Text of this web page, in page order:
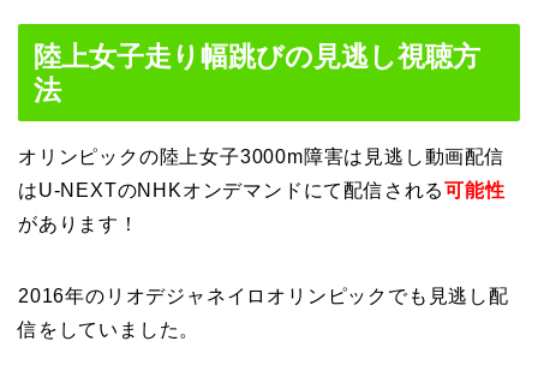
陸上女子走り幅跳びの見逃し視聴方
法
オリンピックの陸上女子3000m障害は見逃し動画配信
はU-NEXTのNHKオンデマンドにて配信される可能性
があります！
2016年のリオデジャネイロオリンピックでも見逃し配
信をしていました。